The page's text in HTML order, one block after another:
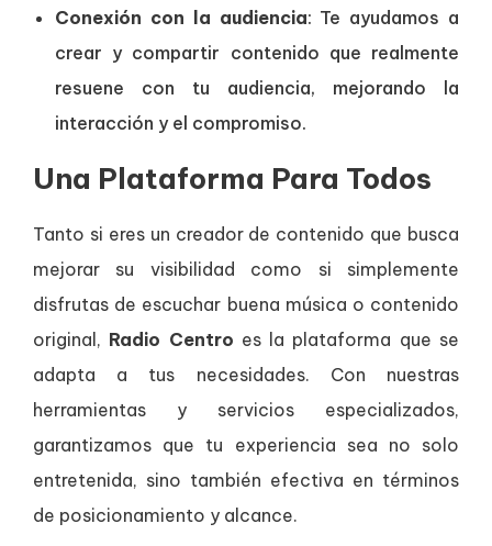
Conexión con la audiencia: Te ayudamos a
crear y compartir contenido que realmente
resuene con tu audiencia, mejorando la
interacción y el compromiso.
Una Plataforma Para Todos
Tanto si eres un creador de contenido que busca
mejorar su visibilidad como si simplemente
disfrutas de escuchar buena música o contenido
original, Radio Centro es la plataforma que se
adapta a tus necesidades. Con nuestras
herramientas y servicios especializados,
garantizamos que tu experiencia sea no solo
entretenida, sino también efectiva en términos
de posicionamiento y alcance.